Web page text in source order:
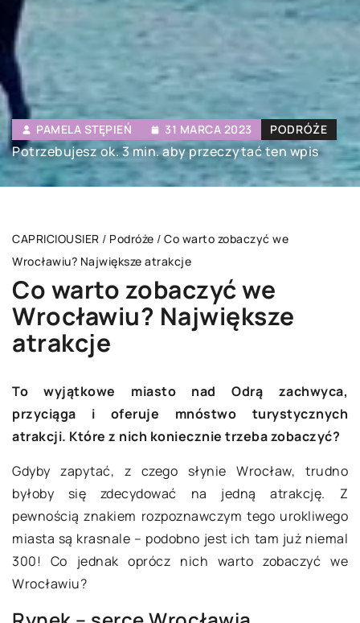
PAMELA STĘPIEŃ 31 MARCA 2023 PODRÓŻE
Potrzebujesz ok. 3 min. aby przeczytać ten wpis
CAPRICIOUSIER / Podróże / Co warto zobaczyć we
Wrocławiu? Największe atrakcje
Co warto zobaczyć we
Wrocławiu? Największe
atrakcje
To wyjątkowe miasto nad Odrą zachwyca,
przyciąga i oferuje mnóstwo turystycznych
atrakcji. Które z nich koniecznie trzeba zobaczyć?
Gdyby zapytać, z czego słynie Wrocław, trudno
byłoby się zdecydować na jedną atrakcję. Z
pewnością znakiem rozpoznawczym tego urokliwego
miasta są krasnale – podobno jest ich tam już niemal
300! Co jednak oprócz nich warto zobaczyć we
Wrocławiu?